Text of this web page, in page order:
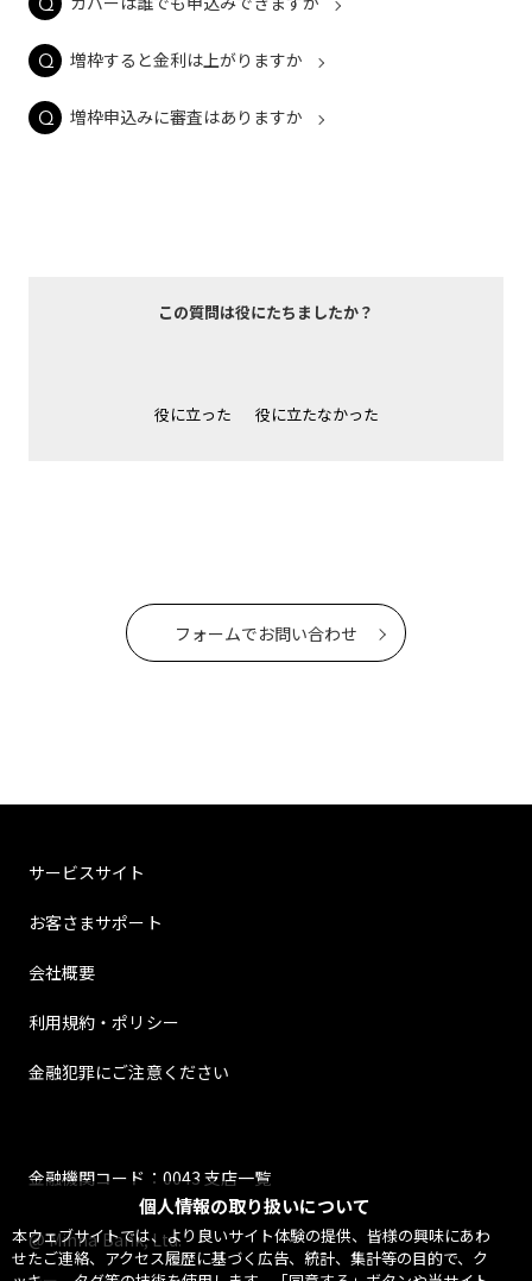
個人情報の取り扱いについて
本ウェブサイトでは、より良いサイト体験の提供、皆様の興味にあわ
せたご連絡、アクセス履歴に基づく広告、統計、集計等の目的で、ク
増枠すると金利は上がりますか
増枠申込みに審査はありますか
この質問は役にたちましたか？
役に立った 役に立たなかった
フォームでお問い合わせ
サービスサイト
お客さまサポート
会社概要
利用規約・ポリシー
金融犯罪にご注意ください
金融機関コード：0043 支店一覧
@ Minna Bank, Ltd.